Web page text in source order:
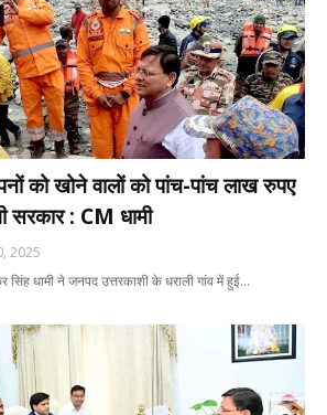
को खोने वालों को पांच-पांच लाख रुपए
सरकार : CM धामी
2025
सिंह धामी ने जनपद उत्तरकाशी के धराली गांव में हुई…